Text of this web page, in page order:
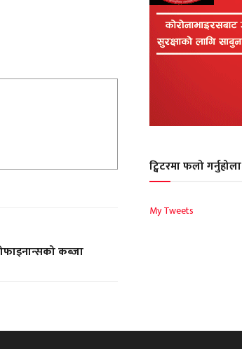
कब्जा
ट्विटरमा फलो गर्नुहोला
My Tweets